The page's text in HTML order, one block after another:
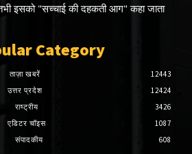
इसको "सच्चाई की दहकती आग" कहा जाता
Category
ताज़ा खबरें
12443
उत्तर प्रदेश
12424
राष्ट्रीय
3426
एडिटर चॉइस
1087
संपादकीय
608